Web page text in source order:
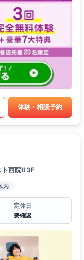
体験・相談予約
ト西院II 3F
内
定休日
要確認